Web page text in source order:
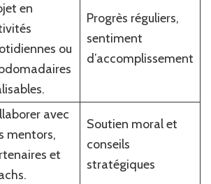
en
ou
Progrès réguliers,
sentiment
d’accomplissement
avec
mentors,
et
Soutien moral et
conseils
stratégiques